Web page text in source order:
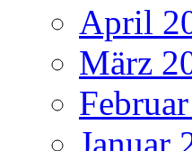
April
März